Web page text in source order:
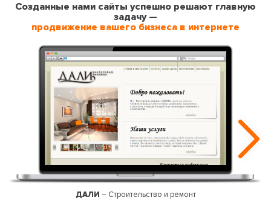
Созданные нами сайты успешно решают главную
задачу —
продвижение вашего бизнеса в интернете
ДАЛИ – Строительство и ремонт